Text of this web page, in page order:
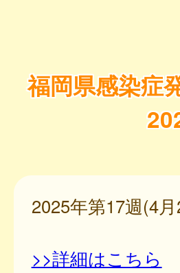
福岡県感染症
2025年第17週(4
>>詳細はこちら